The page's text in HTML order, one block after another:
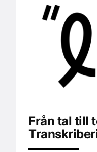
Från tal till